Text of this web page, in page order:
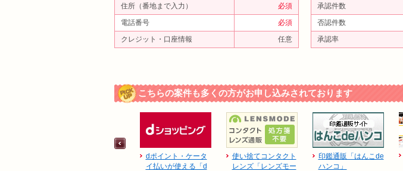
住所（番地まで入力）
必須
電話番号
必須
クレジット・口座情報
任意
承認件数
否認件数
承認率
こちらの案件も多くの方がお申し込みされております
dポイント・ケータ
イ払いが使える「d
使い捨てコンタクト
レンズ「レンズモー
印鑑通販「はんこde
ハンコ」